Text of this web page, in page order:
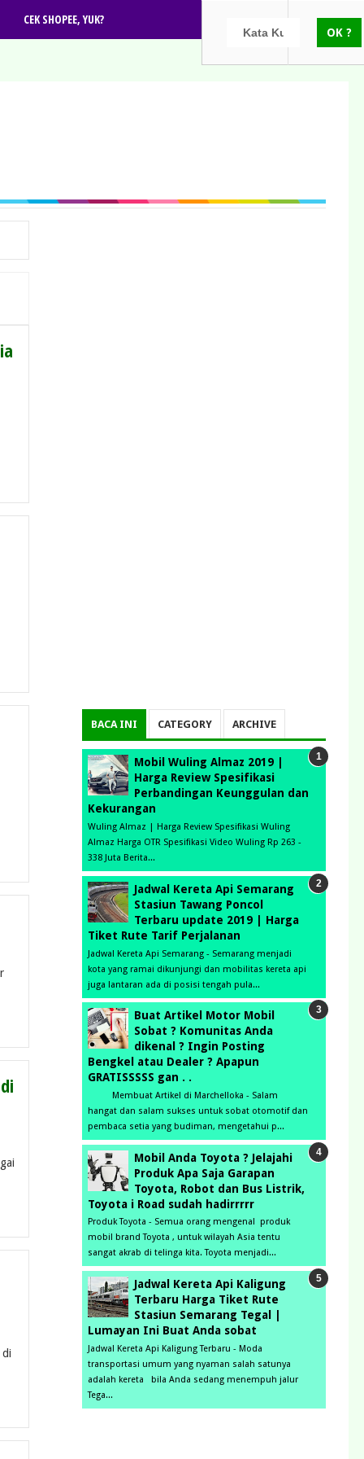
CEK SHOPEE, YUK?
BACA INI CATEGORY ARCHIVE
Mobil Wuling Almaz 2019 |
Harga Review Spesifikasi
Perbandingan Keunggulan dan
Kekurangan
Wuling Almaz | Harga Review Spesifikasi Wuling
Almaz Harga OTR Spesifikasi Video Wuling Rp 263 -
338 Juta Berita...
Jadwal Kereta Api Semarang
Stasiun Tawang Poncol
Terbaru update 2019 | Harga
Tiket Rute Tarif Perjalanan
Jadwal Kereta Api Semarang - Semarang menjadi
kota yang ramai dikunjungi dan mobilitas kereta api
juga lantaran ada di posisi tengah pula...
Buat Artikel Motor Mobil
Sobat ? Komunitas Anda
dikenal ? Ingin Posting
Bengkel atau Dealer ? Apapun
GRATISSSSS gan . .
Membuat Artikel di Marchelloka - Salam
hangat dan salam sukses untuk sobat otomotif dan
pembaca setia yang budiman, mengetahui p...
Mobil Anda Toyota ? Jelajahi
Produk Apa Saja Garapan
Toyota, Robot dan Bus Listrik,
Toyota i Road sudah hadirrrrr
Produk Toyota - Semua orang mengenal produk
mobil brand Toyota , untuk wilayah Asia tentu
sangat akrab di telinga kita. Toyota menjadi...
Jadwal Kereta Api Kaligung
Terbaru Harga Tiket Rute
Stasiun Semarang Tegal |
Lumayan Ini Buat Anda sobat
Jadwal Kereta Api Kaligung Terbaru - Moda
transportasi umum yang nyaman salah satunya
adalah kereta bila Anda sedang menempuh jalur
Tega...